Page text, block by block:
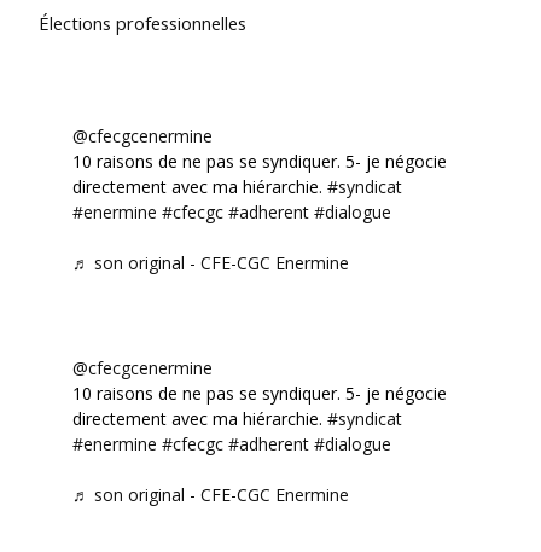
Élections professionnelles
@cfecgcenermine
10 raisons de ne pas se syndiquer. 5- je négocie
directement avec ma hiérarchie. #syndicat
#enermine #cfecgc #adherent #dialogue
♬ son original - CFE-CGC Enermine
@cfecgcenermine
10 raisons de ne pas se syndiquer. 5- je négocie
directement avec ma hiérarchie. #syndicat
#enermine #cfecgc #adherent #dialogue
♬ son original - CFE-CGC Enermine